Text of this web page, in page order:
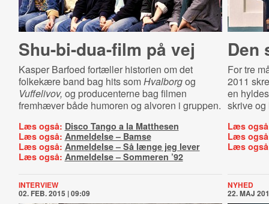
Shu-​bi-​dua-​film på vej
Kasper Barfoed fortæller historien om det
folkekære band bag hits somHvalborgog
Vuffelivov, og producenterne bag filmen
fremhæver både humoren og alvoren i gruppen.
Læs også: Disco Tango a la Matthesen
Læs også: Anmeldelse – Bamse
Læs også: Anmeldelse – Så længe jeg lever
Læs også: Anmeldelse – Sommeren ’92
Den
For tre
2011
en
skrive og
Læs
Læs
Læs
INTERVIEW
02. FEB. 2015 | 09:09
NYHED
22. MAJ